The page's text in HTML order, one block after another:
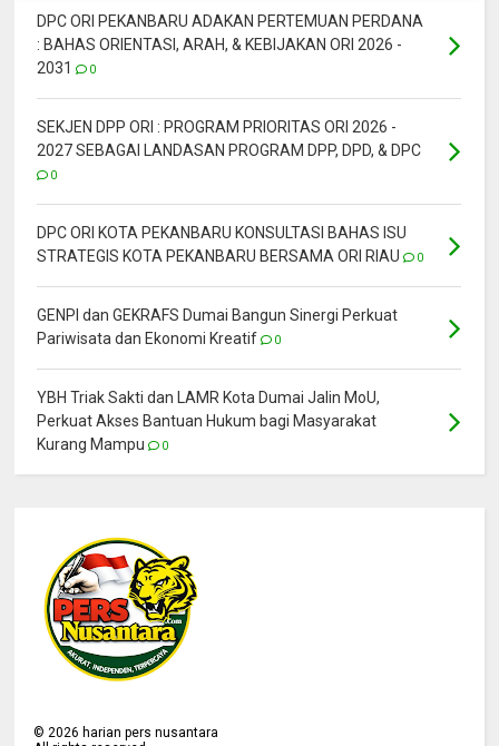
DPC ORI PEKANBARU ADAKAN PERTEMUAN PERDANA
: BAHAS ORIENTASI, ARAH, & KEBIJAKAN ORI 2026 -
2031
0
SEKJEN DPP ORI : PROGRAM PRIORITAS ORI 2026 -
2027 SEBAGAI LANDASAN PROGRAM DPP, DPD, & DPC
0
DPC ORI KOTA PEKANBARU KONSULTASI BAHAS ISU
STRATEGIS KOTA PEKANBARU BERSAMA ORI RIAU
0
GENPI dan GEKRAFS Dumai Bangun Sinergi Perkuat
Pariwisata dan Ekonomi Kreatif
0
YBH Triak Sakti dan LAMR Kota Dumai Jalin MoU,
Perkuat Akses Bantuan Hukum bagi Masyarakat
Kurang Mampu
0
© 2026 harian pers nusantara